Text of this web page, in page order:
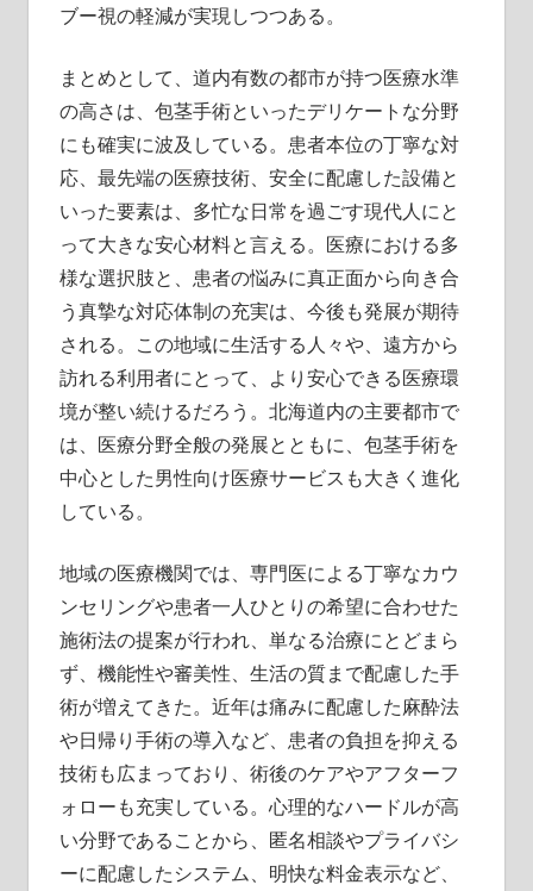
ブー視の軽減が実現しつつある。
まとめとして、道内有数の都市が持つ医療水準
の高さは、包茎手術といったデリケートな分野
にも確実に波及している。患者本位の丁寧な対
応、最先端の医療技術、安全に配慮した設備と
いった要素は、多忙な日常を過ごす現代人にと
って大きな安心材料と言える。医療における多
様な選択肢と、患者の悩みに真正面から向き合
う真摯な対応体制の充実は、今後も発展が期待
される。この地域に生活する人々や、遠方から
訪れる利用者にとって、より安心できる医療環
境が整い続けるだろう。北海道内の主要都市で
は、医療分野全般の発展とともに、包茎手術を
中心とした男性向け医療サービスも大きく進化
している。
地域の医療機関では、専門医による丁寧なカウ
ンセリングや患者一人ひとりの希望に合わせた
施術法の提案が行われ、単なる治療にとどまら
ず、機能性や審美性、生活の質まで配慮した手
術が増えてきた。近年は痛みに配慮した麻酔法
や日帰り手術の導入など、患者の負担を抑える
技術も広まっており、術後のケアやアフターフ
ォローも充実している。心理的なハードルが高
い分野であることから、匿名相談やプライバシ
ーに配慮したシステム、明快な料金表示など、